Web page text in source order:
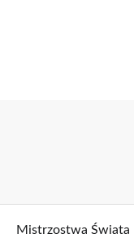
Mistrzostwa Świata